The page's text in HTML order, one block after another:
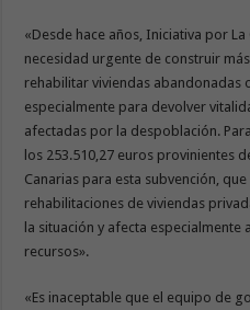
«Desde hace años, Iniciativa por
necesidad urgente de construir
rehabilitar viviendas abandonadas
especialmente para devolver
afectadas por la despoblación.
los 253.510,27 euros provinientes
Canarias para esta subvención,
rehabilitaciones de viviendas
la situación y afecta especialmente
recursos».
«Es inaceptable que el equipo de